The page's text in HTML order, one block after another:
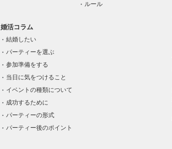
ルール
婚活コラム
結婚したい
パーティーを選ぶ
参加準備をする
当日に気をつけること
イベントの種類について
成功するために
パーティーの形式
パーティー後のポイント